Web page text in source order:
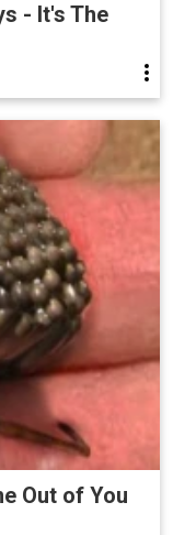
- It's The
Out of You